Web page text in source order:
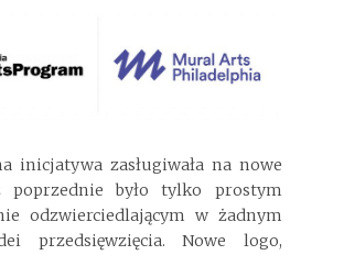
inicjatywa zasługiwała na nowe
poprzednie było tylko prostym
odzwierciedlającym w żadnym
przedsięwzięcia. Nowe logo,